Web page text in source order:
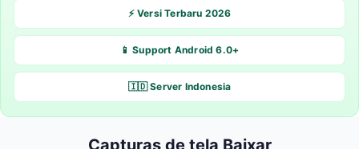
⚡ Versi Terbaru 2026
📱 Support Android 6.0+
🇮🇩 Server Indonesia
Capturas de tela Baixar